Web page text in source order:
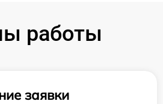
работы
заявки